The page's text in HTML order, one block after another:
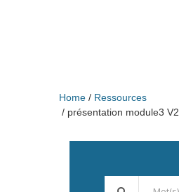
Home
Ressources
présentation module3 V2